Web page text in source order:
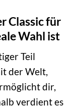
Classic für
Wahl ist
Teil
der Welt,
dir,
verdient es